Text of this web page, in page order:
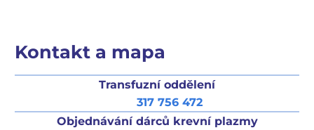
Kontakt a mapa
Transfuzní oddělení
317 756 472
Objednávání dárců krevní plazmy